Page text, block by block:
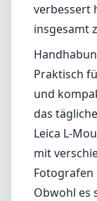
verbessert
insgesamt
Praktisch
und
das
Leica L-
mit
Fotografen
Obwohl es